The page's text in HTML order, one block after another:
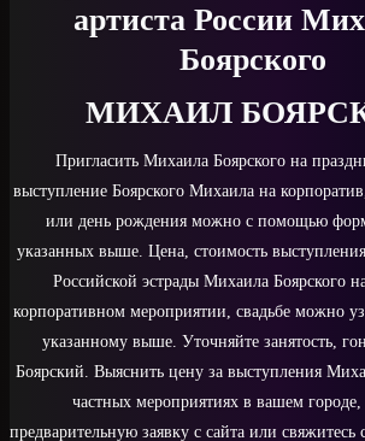
артиста России
Боярского
МИХАИЛ
Пригласить Михаила Боярского на
выступление Боярского Михаила на
или день рождения можно с помощью
указанных выше. Цена, стоимость
Российской эстрады Михаила Боярского
корпоративном мероприятии, свадьбе можно
указанному выше. Уточняйте занятость,
Боярский. Выяснить цену за выступления
частных мероприятиях в вашем городе,
предварительную заявку с сайта или